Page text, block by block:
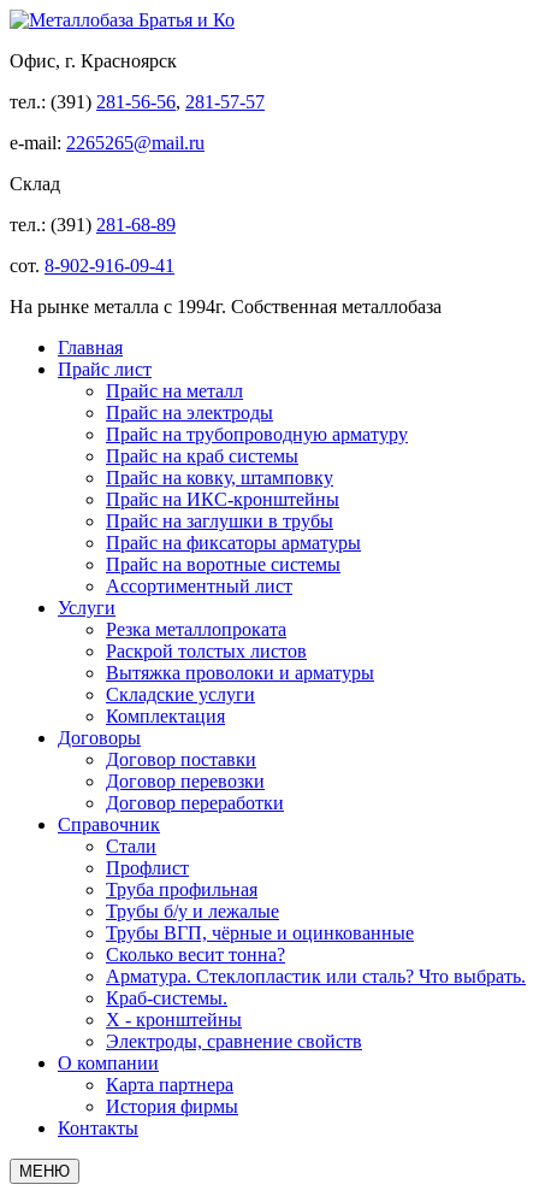
Офис, г. Красноярск
тел.: (391) 281-56-56, 281-57-57
e-mail: 2265265@mail.ru
Склад
тел.: (391) 281-68-89
сот. 8-902-916-09-41
На рынке металла с 1994г. Собственная металлобаза
Главная
Прайс лист
Прайс на металл
Прайс на электроды
Прайс на трубопроводную арматуру
Прайс на краб системы
Прайс на ковку, штамповку
Прайс на ИКС-кронштейны
Прайс на заглушки в трубы
Прайс на фиксаторы арматуры
Прайс на воротные системы
Ассортиментный лист
Услуги
Резка металлопроката
Раскрой толстых листов
Вытяжка проволоки и арматуры
Складские услуги
Комплектация
Договоры
Договор поставки
Договор перевозки
Договор переработки
Справочник
Стали
Профлист
Труба профильная
Трубы б/у и лежалые
Трубы ВГП, чёрные и оцинкованные
Сколько весит тонна?
Арматура. Стеклопластик или сталь? Что выбрать.
Краб-системы.
Х - кронштейны
Электроды, сравнение свойств
О компании
Карта партнера
История фирмы
Контакты
МЕНЮ